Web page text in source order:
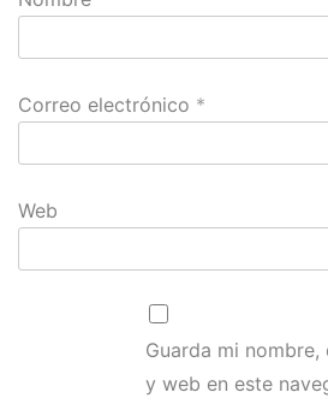
Correo electrónico *
Web
Guarda mi
y web en este